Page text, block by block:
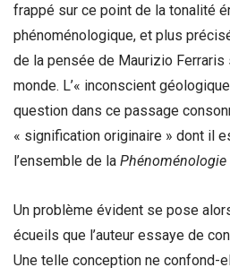
frappé sur ce point de la tonalité
phénoménologique, et plus
de la pensée de Maurizio
monde. L’« inconscient
question dans ce passage
« signification originaire » dont il
l’ensemble de la
Un problème évident se pose
écueils que l’auteur essaye de
Une telle conception ne confond-